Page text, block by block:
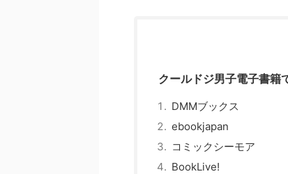
クールドジ男子電子書籍
DMMブックス
ebookjapan
コミックシーモア
BookLive!